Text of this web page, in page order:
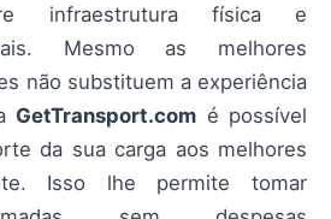
infraestrutura física e
Mesmo as melhores
não substituem a experiência
GetTransport.com é possível
da sua carga aos melhores
Isso lhe permite tomar